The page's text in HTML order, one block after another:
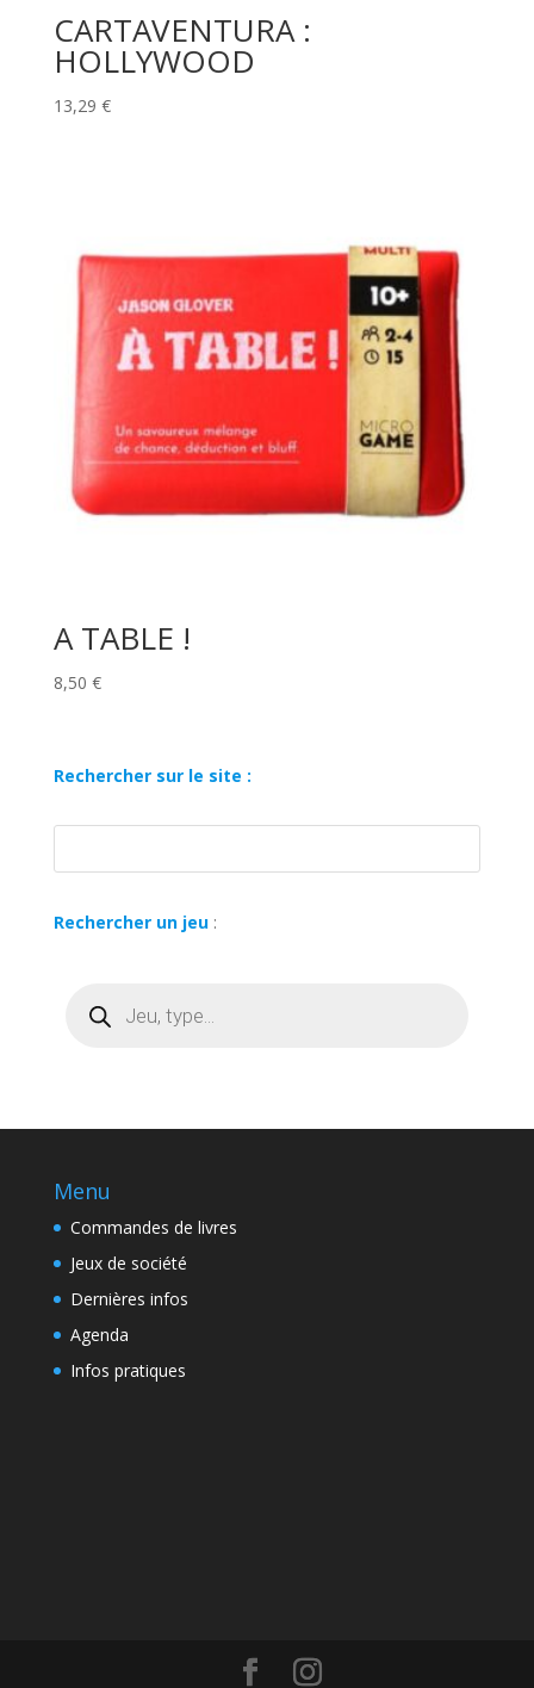
CARTAVENTURA :
HOLLYWOOD
13,29 €
A TABLE !
8,50 €
Rechercher sur le site :
Rechercher un jeu:
produits
Menu
Commandes de livres
Jeux de société
Dernières infos
Agenda
Infos pratiques